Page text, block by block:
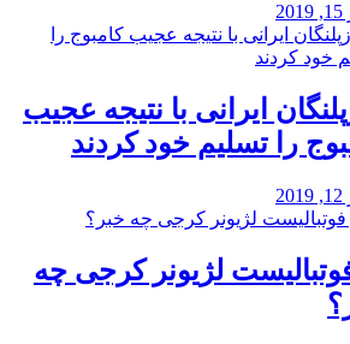
ایرانی با نتیجه عجیب
را تسلیم خود کردند
فوتبالیست لژیونر کرجی چه